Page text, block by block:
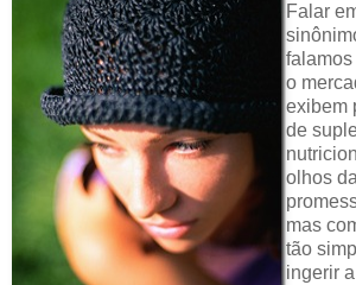
Falar
falamos
o
exibem
de
olhos
mas
tão
ingerir